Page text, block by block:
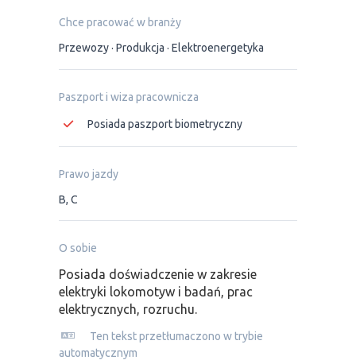
Chce pracować w branży
Przewozy Produkcja Elektroenergetyka
Paszport i wiza pracownicza
Posiada paszport biometryczny
Prawo jazdy
B, C
O sobie
Posiada doświadczenie w zakresie
elektryki lokomotyw i badań, prac
elektrycznych, rozruchu.
Ten tekst przetłumaczono w trybie
automatycznym